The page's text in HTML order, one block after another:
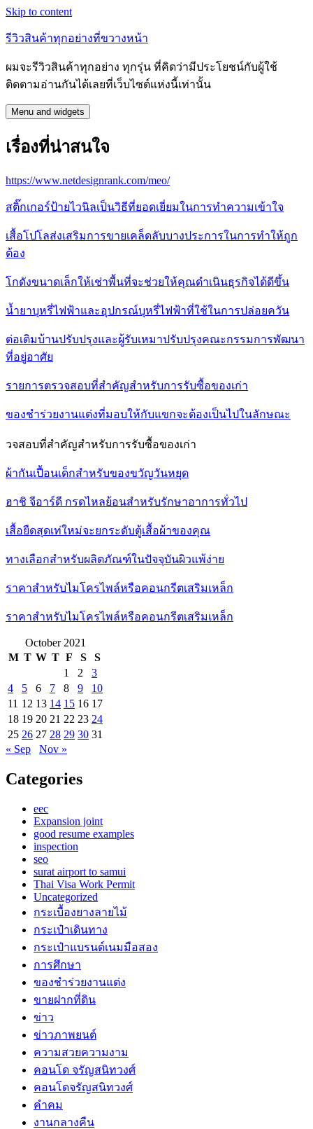
Skip to content
รีวิวสินค้าทุกอย่างที่ขวางหน้า
ผมจะรีวิวสินค้าทุกอย่าง ทุกรุ่น ที่คิดว่ามีประโยชน์กับผู้ใช้
ติดตามอ่านกันได้เลยที่เว็บไซต์แห่งนี้เท่านั้น
Menu and widgets
เรื่องที่น่าสนใจ
https://www.netdesignrank.com/meo/
สติ๊กเกอร์ป้ายไวนิลเป็นวิธีที่ยอดเยี่ยมในการทำความเข้าใจ
เสื้อโปโลส่งเสริมการขายเคล็ดลับบางประการในการทำให้ถูก
ต้อง
โกดังขนาดเล็กให้เช่าพื้นที่จะช่วยให้คุณดำเนินธุรกิจได้ดีขึ้น
น้ำยาบุหรี่ไฟฟ้าและอุปกรณ์บุหรี่ไฟฟ้าที่ใช้ในการปล่อยควัน
ต่อเติมบ้านปรับปรุงและผู้รับเหมาปรับปรุงคณะกรรมการพัฒนา
ที่อยู่อาศัย
รายการตรวจสอบที่สำคัญสำหรับการรับซื้อของเก่า
ของชำร่วยงานแต่งที่มอบให้กับแขกจะต้องเป็นไปในลักษณะ
วจสอบที่สำคัญสำหรับการรับซื้อของเก่า
ผ้ากันเปื้อนเด็กสำหรับของขวัญวันหยุด
ฮาชิ จีอาร์ดี กรดไหลย้อนสำหรับรักษาอาการทั่วไป
เสื้อยืดสุดเท่ใหม่จะยกระดับตู้เสื้อผ้าของคุณ
ทางเลือกสำหรับผลิตภัณฑ์ในปัจจุบันผิวแพ้ง่าย
ราคาสำหรับไมโครไพล์หรือคอนกรีตเสริมเหล็ก
ราคาสำหรับไมโครไพล์หรือคอนกรีตเสริมเหล็ก
October 2021
M T W T F S
S
1
2
3
4
5 6 7 8 9
10
11 12 13 14 15 16 17
18 19 20 21 22 23 24
25 26 27 28 29 30 31
« Sep
Nov »
Categories
eec
Expansion joint
good resume examples
inspection
seo
surat airport to samui
Thai Visa Work Permit
Uncategorized
กระเบื้องยางลายไม้
กระเป๋าเดินทาง
กระเป๋าแบรนด์เนมมือสอง
การศึกษา
ของชำร่วยงานแต่ง
ขายฝากที่ดิน
ข่าว
ข่าวภาพยนต์
ความสวยความงาม
คอนโด จรัญสนิทวงศ์
คอนโดจรัญสนิทวงศ์
คำคม
งานกลางคืน